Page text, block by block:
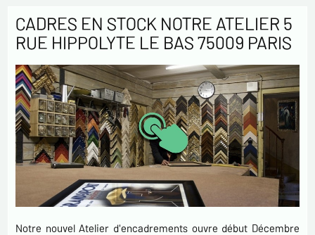
CADRES EN STOCK NOTRE ATELIER 5
RUE HIPPOLYTE LE BAS 75009 PARIS
Notre nouvel Atelier d'encadrements ouvre début Décembre